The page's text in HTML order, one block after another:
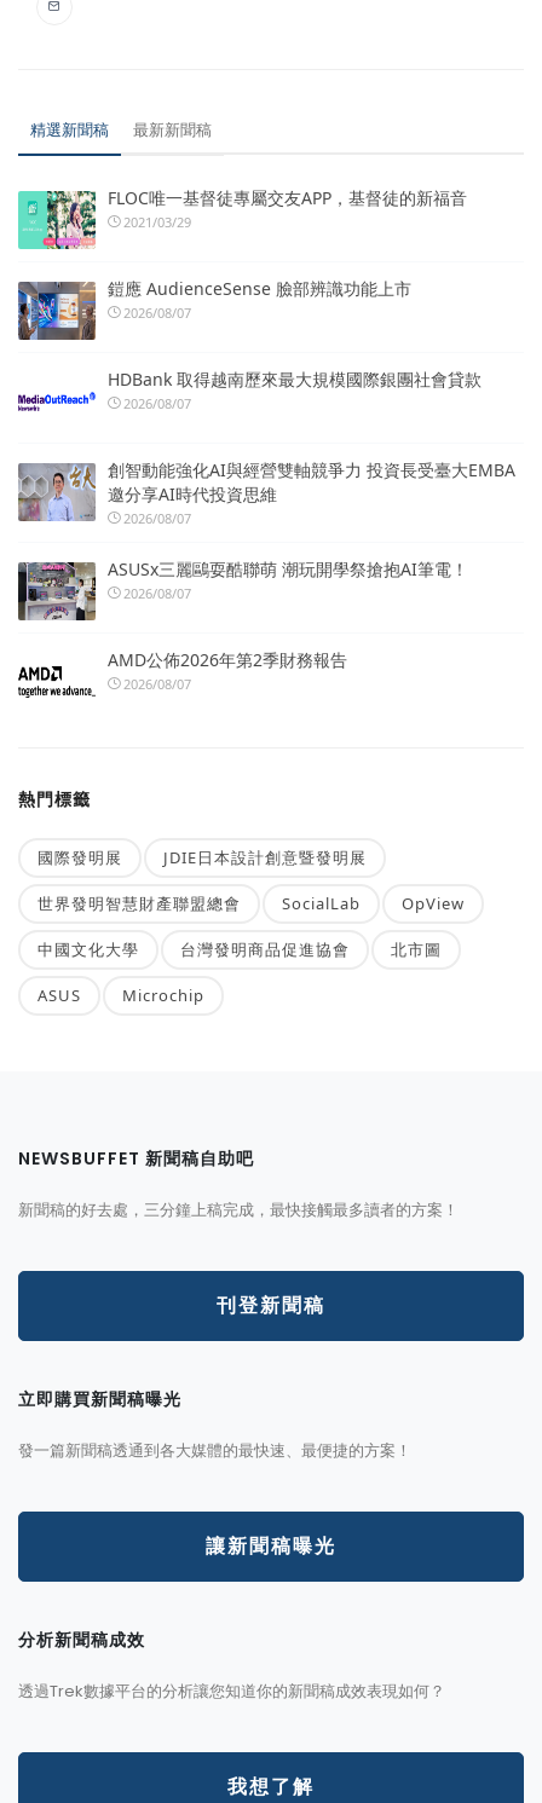
精選新聞稿 最新新聞稿
FLOC唯一基督徒專屬交友APP，基督徒的新福音
2021/03/29
鎧應 AudienceSense 臉部辨識功能上市
2026/08/07
HDBank 取得越南歷來最大規模國際銀團社會貸款
2026/08/07
創智動能強化AI與經營雙軸競爭力 投資長受臺大EMBA
邀分享AI時代投資思維
2026/08/07
ASUSx三麗鷗耍酷聯萌 潮玩開學祭搶抱AI筆電！
2026/08/07
AMD公佈2026年第2季財務報告
2026/08/07
熱門標籤
國際發明展 JDIE日本設計創意暨發明展
世界發明智慧財產聯盟總會 SocialLab OpView
中國文化大學 台灣發明商品促進協會 北市圖
ASUS Microchip
NEWSBUFFET 新聞稿自助吧
新聞稿的好去處，三分鐘上稿完成，最快接觸最多讀者的方案！
刊登新聞稿
立即購買新聞稿曝光
發一篇新聞稿透通到各大媒體的最快速、最便捷的方案！
讓新聞稿曝光
分析新聞稿成效
透過Trek數據平台的分析讓您知道你的新聞稿成效表現如何？
我想了解